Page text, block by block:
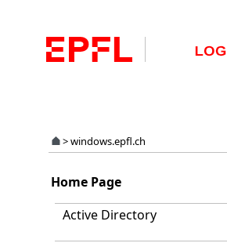
>windows.epfl.ch
Home Page
Active Directory